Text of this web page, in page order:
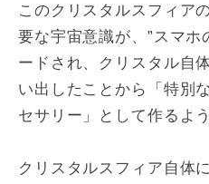
このクリスタルスフィア
要な宇宙意識が、”スマホ
ードされ、クリスタル自
い出したことから「特別
セサリー」として作るよ
クリスタルスフィア自体